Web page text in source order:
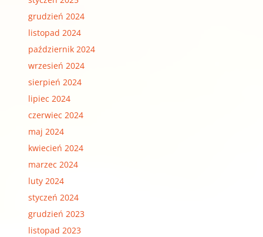
grudzień 2024
listopad 2024
październik 2024
wrzesień 2024
sierpień 2024
lipiec 2024
czerwiec 2024
maj 2024
kwiecień 2024
marzec 2024
luty 2024
styczeń 2024
grudzień 2023
listopad 2023